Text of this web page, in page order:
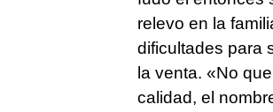
relevo en la
dificultades para
la venta. «No
calidad, el